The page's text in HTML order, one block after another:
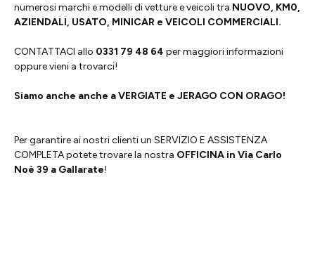
numerosi marchi e modelli di vetture e veicoli tra NUOVO, KM0,
AZIENDALI, USATO, MINICAR e VEICOLI COMMERCIALI.
CONTATTACI allo 0331 79 48 64 per maggiori informazioni
oppure vieni a trovarci!
Siamo anche anche a VERGIATE e JERAGO CON ORAGO!
Per garantire ai nostri clienti un SERVIZIO E ASSISTENZA
COMPLETA potete trovare la nostra OFFICINA in Via Carlo
Noè 39 a Gallarate!